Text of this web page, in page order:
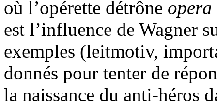
où l’opérette détrône
est l’influence de Wagner
exemples (leitmotiv,
donnés pour tenter de
la naissance du anti-héros